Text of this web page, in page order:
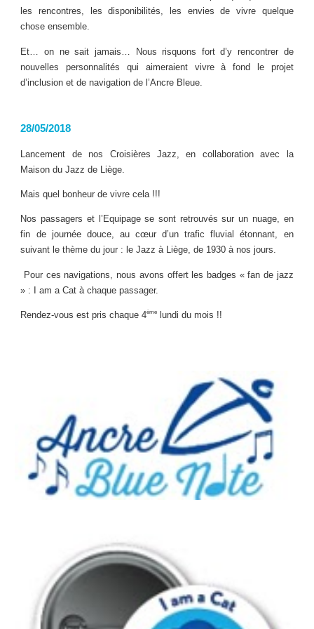
les rencontres, les disponibilités, les envies de vivre quelque
chose ensemble.
Et… on ne sait jamais… Nous risquons fort d’y rencontrer de
nouvelles personnalités qui aimeraient vivre à fond le projet
d’inclusion et de navigation de l’Ancre Bleue.
28/05/2018
Lancement de nos Croisières Jazz, en collaboration avec la
Maison du Jazz de Liège.
Mais quel bonheur de vivre cela !!!
Nos passagers et l’Equipage se sont retrouvés sur un nuage, en
fin de journée douce, au cœur d’un trafic fluvial étonnant, en
suivant le thème du jour : le Jazz à Liège, de 1930 à nos jours.
Pour ces navigations, nous avons offert les badges « fan de jazz
» : I am a Cat à chaque passager.
Rendez-vous est pris chaque 4ème lundi du mois !!